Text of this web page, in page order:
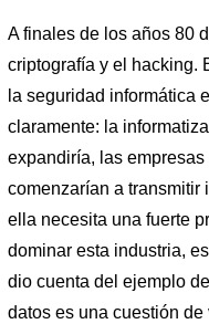
A finales de los años 80
criptografía y el hacking.
la seguridad informática
claramente: la
expandiría, las
comenzarían a transmitir
ella necesita una fuerte
dominar esta industria,
dio cuenta del ejemplo
datos es una cuestión